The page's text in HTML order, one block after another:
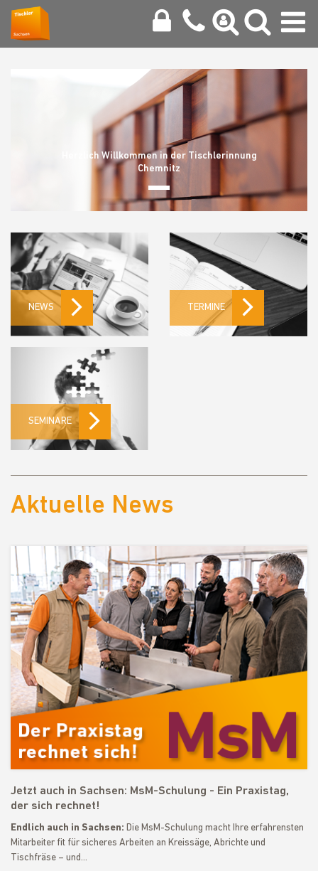
Herzlich Willkommen in der Tischlerinnung
Chemnitz
NEWS TERMINE
SEMINARE
Aktuelle News
Jetzt auch in Sachsen: MsM-Schulung - Ein Praxistag,
der sich rechnet!
Endlich auch in Sachsen: Die MsM-Schulung macht Ihre erfahrensten
Mitarbeiter fit für sicheres Arbeiten an Kreissäge, Abrichte und
Tischfräse – und…